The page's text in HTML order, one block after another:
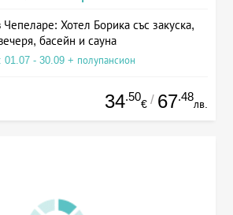
Чепеларе: Хотел Борика със закуска,
басейн и сауна
01.07 - 30.09 + полупансион
34.50
€ / 67.48
лв.